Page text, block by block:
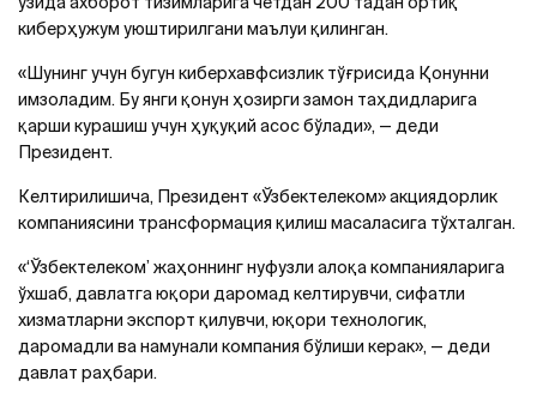
киберҳужум уюштирилгани маълуи қилинган.
«Шунинг учун бугун киберхавфсизлик тўғрисида Қонунни
имзоладим. Бу янги қонун ҳозирги замон таҳдидларига
қарши курашиш учун ҳуқуқий асос бўлади», — деди
Президент.
Келтирилишича, Президент «Ўзбектелеком» акциядорлик
компаниясини трансформация қилиш масаласига тўхталган.
«‘Ўзбектелеком’ жаҳоннинг нуфузли алоқа компанияларига
ўхшаб, давлатга юқори даромад келтирувчи, сифатли
хизматларни экспорт қилувчи, юқори технологик,
даромадли ва намунали компания бўлиши керак», — деди
давлат раҳбари.